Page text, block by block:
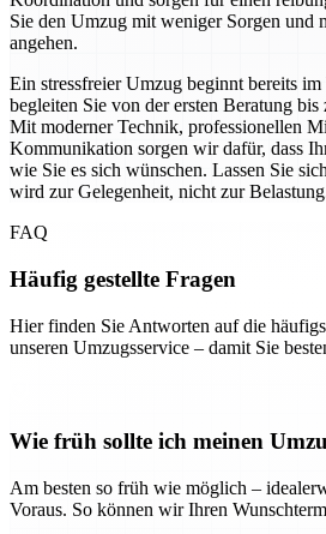
Sie den Umzug mit weniger Sorgen und
angehen.
Ein stressfreier Umzug beginnt bereits
begleiten Sie von der ersten Beratung bis
Mit moderner Technik, professionellen
Kommunikation sorgen wir dafür, dass
wie Sie es sich wünschen. Lassen Sie
wird zur Gelegenheit, nicht zur
FAQ
Häufig gestellte Fragen
Hier finden Sie Antworten auf die
unseren Umzugsservice – damit Sie
Wie früh sollte ich meinen
Am besten so früh wie möglich –
Voraus. So können wir Ihren